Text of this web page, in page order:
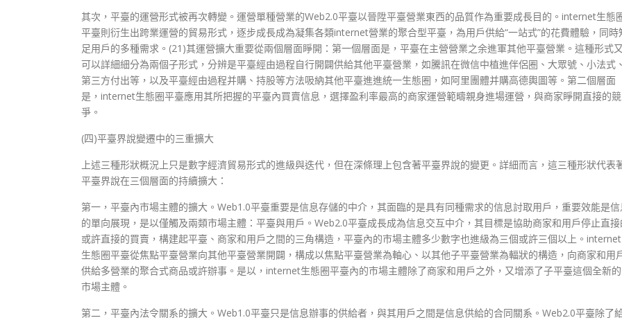
其次，平臺的運營形式被再次轉變。運營單種營業的Web2.0平臺以晉陞平臺營業東西的品質作為重要成長目的。internet生態
平臺則衍生出跨業運營的貿易形式，逐步成長成為凝集各類internet營業的聚合型平臺，為用戶供給“一站式”的花費體驗，同時
足用戶的多種需求。(21)其運營擴大重要從兩個層面睜開：第一個層面是，平臺在主營營業之余進軍其他平臺營業。這種形式又
可以詳細細分為兩個子形式，分辨是平臺經由過程自行開闢供給其他平臺營業，如騰訊在微信中植進伴侶圈、大眾號、小法式、
第三方付出等，以及平臺經由過程并購、持股等方法吸納其他平臺進進統一生態圈，如阿里團體并購高德輿圖等。第二個層面
是，internet生態圈平臺應用其所把握的平臺內買賣信息，選擇盈利率最高的商家運營範疇親身進場運營，與商家睜開直接的競
爭。
(四)平臺界說變遷中的三重擴大
上述三種形狀概況上只是數字經濟貿易形式的進級與迭代，但在深條理上包含著平臺界說的變更。詳細而言，這三種形狀代表
平臺界說在三個層面的持續擴大：
第一，平臺內市場主體的擴大。Web1.0平臺重要是信息存儲的中介，其面臨的是具有同種需求的信息討取用戶，重要效能是信
的單向展現，是以僅觸及兩類市場主體：平臺與用戶。Web2.0平臺成長成為信息交互中介，其目標是協助商家和用戶停止直接
或許直接的買賣，構建起平臺、商家和用戶之間的三角構造，平臺內的市場主體多少數字也進級為三個或許三個以上。internet
生態圈平臺從焦點平臺營業向其他平臺營業開闢，構成以焦點平臺營業為軸心、以其他子平臺營業為輻狀的構造，向商家和用
供給多營業的聚合式商品或許辦事。是以，internet生態圈平臺內的市場主體除了商家和用戶之外，又增添了子平臺這個全新的
市場主體。
第二，平臺內法令關系的擴大。Web1.0平臺只是信息辦事的供給者，與其用戶之間是信息供給的合同關系。Web2.0平臺除了